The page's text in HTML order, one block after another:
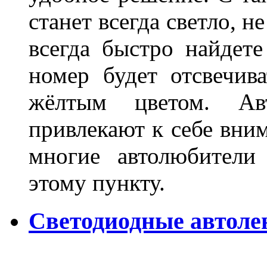
станет всегда светло,
всегда быстро
номер будет
жёлтым цветом.
привлекают к себе
многие
этому пункту.
Светодиодные